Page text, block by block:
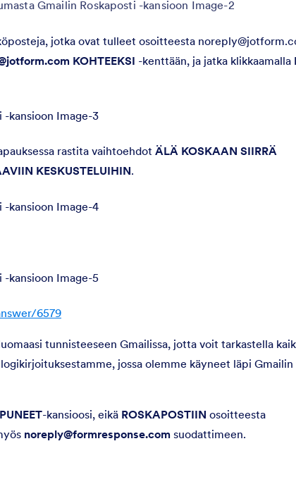
jotka ovat tulleet osoitteesta
KOHTEEKSI -kenttään, ja jatka klikkaamalla
rastita vaihtoehdot ÄLÄ KOSKAAN SIIRRÄ
KESKUSTELUIHIN.
6579
tunnisteeseen Gmailissa, jotta voit tarkastella
jossa olemme käyneet läpi
-kansioosi, eikä ROSKAPOSTIIN osoitteesta
noreply@formresponse.com suodattimeen.